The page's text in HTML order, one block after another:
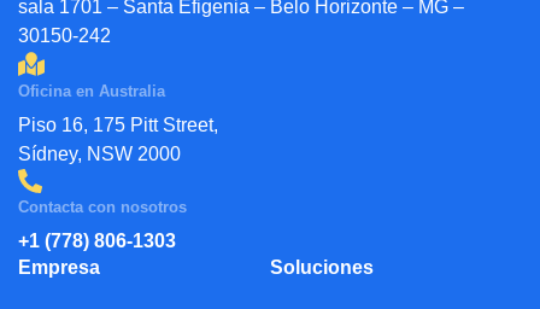
sala 1701 – Santa Efigenia – Belo Horizonte – MG –
30150-242
Oficina en Australia
Piso 16, 175 Pitt Street,
Sídney, NSW 2000
Contacta con nosotros
+1 (778) 806-1303
Empresa
Soluciones